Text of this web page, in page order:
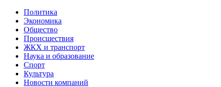
Политика
Экономика
Общество
Происшествия
ЖКХ и транспорт
Наука и образование
Спорт
Культура
Новости компаний